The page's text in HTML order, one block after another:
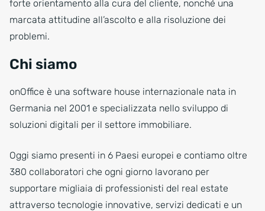
forte orientamento alla cura del cliente, nonché una
marcata attitudine all’ascolto e alla risoluzione dei
problemi.
Chi siamo
onOffice è una software house internazionale nata in
Germania nel 2001 e specializzata nello sviluppo di
soluzioni digitali per il settore immobiliare.
Oggi siamo presenti in 6 Paesi europei e contiamo oltre
380 collaboratori che ogni giorno lavorano per
supportare migliaia di professionisti del real estate
attraverso tecnologie innovative, servizi dedicati e un